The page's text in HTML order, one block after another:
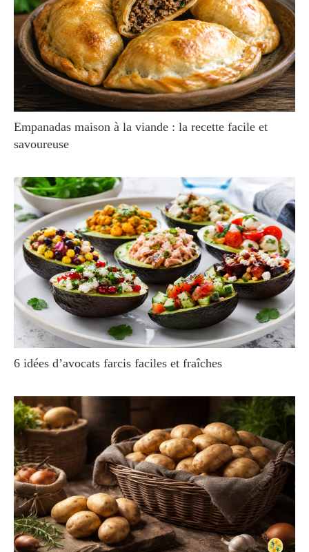
Empanadas maison à la viande : la recette facile et
savoureuse
6 idées d’avocats farcis faciles et fraîches